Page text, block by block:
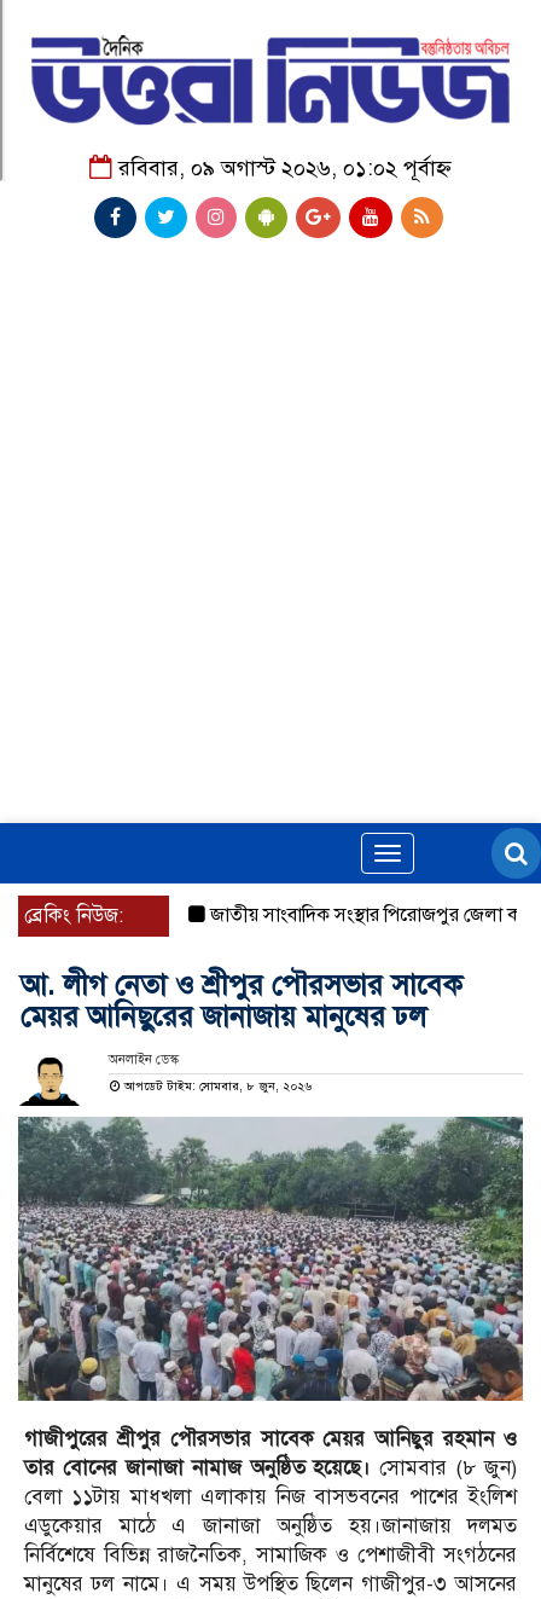
রবিবার, ০৯ অগাস্ট ২০২৬, ০১:০২ পূর্বাহ্ন
Toggle
navigation
ব্রেকিং নিউজ: জাতীয় সাংবাদিক সংস্থার পিরোজপুর জেলা কমিটি
আ. লীগ নেতা ও শ্রীপুর পৌরসভার সাবেক
মেয়র আনিছুরের জানাজায় মানুষের ঢল
অনলাইন ডেস্ক
আপডেট টাইম: সোমবার, ৮ জুন, ২০২৬
গাজীপুরের শ্রীপুর পৌরসভার সাবেক মেয়র আনিছুর রহমান ও
তার বোনের জানাজা নামাজ অনুষ্ঠিত হয়েছে। সোমবার (৮ জুন)
বেলা ১১টায় মাধখলা এলাকায় নিজ বাসভবনের পাশের ইংলিশ
এডুকেয়ার মাঠে এ জানাজা অনুষ্ঠিত হয়।জানাজায় দলমত
নির্বিশেষে বিভিন্ন রাজনৈতিক, সামাজিক ও পেশাজীবী সংগঠনের
মানুষের ঢল নামে। এ সময় উপস্থিত ছিলেন গাজীপুর-৩ আসনের